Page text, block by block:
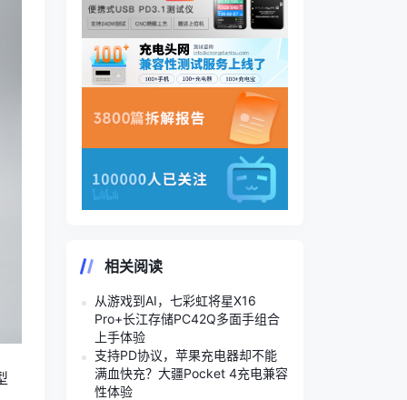
相关阅读
从游戏到AI，七彩虹将星X16
Pro+长江存储PC42Q多面手组合
上手体验
支持PD协议，苹果充电器却不能
满血快充？大疆Pocket 4充电兼容
性体验